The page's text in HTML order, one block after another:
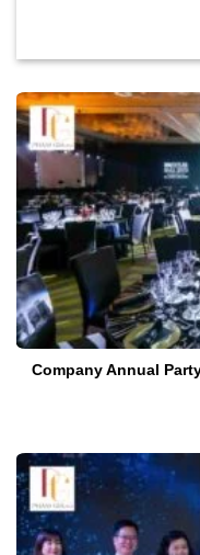
Company Annual